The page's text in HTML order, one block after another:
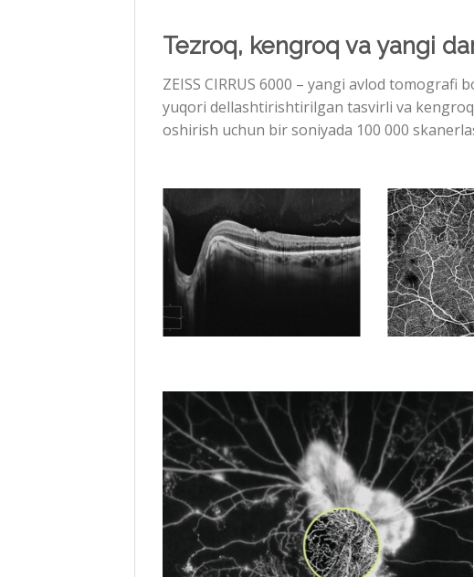
Tezroq, kengroq va yangi
ZEISS CIRRUS 6000 – yangi avlod tomografi
yuqori dellashtirishtirilgan tasvirli va
oshirish uchun bir soniyada 100 000